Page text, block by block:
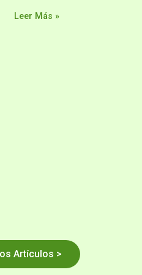
Leer Más »
Artículos >